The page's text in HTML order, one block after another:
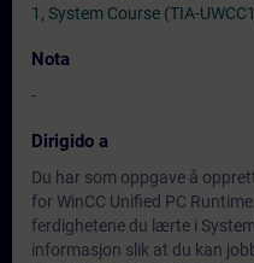
1, System Course (TIA-
Nota
-
Dirigido a
Du har som oppgave å
for WinCC Unified PC
ferdighetene du lærte i
informasjon slik at du kan